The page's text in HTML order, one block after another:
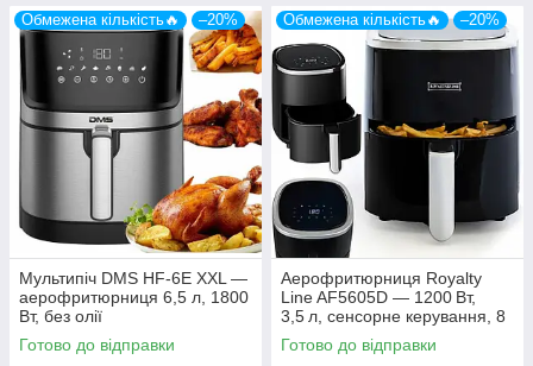
Обмежена кількість🔥 –20%
Мультипіч DMS HF-6E XXL —
аерофритюрниця 6,5 л, 1800
Вт, без олії
Готово до відправки
Обмежена кількість🔥 –20%
Аерофритюрниця Royalty
Line AF5605D — 1200 Вт,
3,5 л, сенсорне керування, 8
автоматичних програм,
чорна
Готово до відправки